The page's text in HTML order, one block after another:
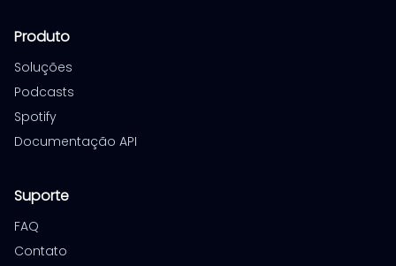
Produto
Soluções
Podcasts
Spotify
Documentação API
Suporte
FAQ
Contato